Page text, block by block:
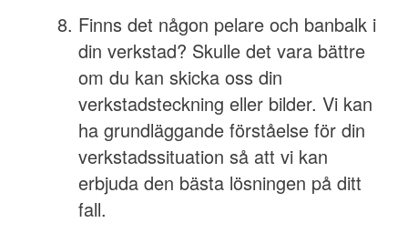
Finns det någon pelare och banbalk i
din verkstad? Skulle det vara bättre
om du kan skicka oss din
verkstadsteckning eller bilder. Vi kan
ha grundläggande förståelse för din
verkstadssituation så att vi kan
erbjuda den bästa lösningen på ditt
fall.